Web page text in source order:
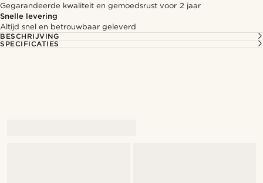
Gegarandeerde kwaliteit en gemoedsrust voor 2 jaar
Snelle levering
Altijd snel en betrouwbaar geleverd
BESCHRIJVING
SPECIFICATIES